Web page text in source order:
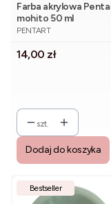
Farba akrylowa
mohito 50 ml
PRODUCENT
PENTART
Cena
14,00 zł
szt.
Dodaj do koszyka
Bestseller